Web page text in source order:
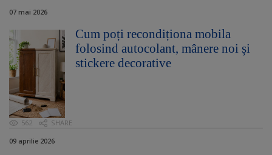
07 mai 2026
Cum poți recondiționa mobila
folosind autocolant, mânere noi și
stickere decorative
562 SHARE
09 aprilie 2026